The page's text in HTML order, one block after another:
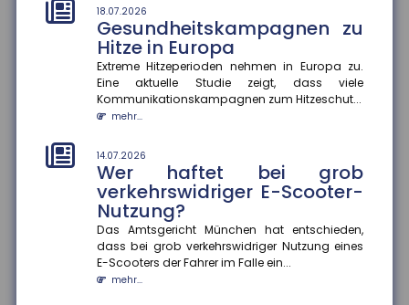
18.07.2026
Gesundheitskampagnen zu
Hitze in Europa
Extreme Hitzeperioden nehmen in Europa zu.
Eine aktuelle Studie zeigt, dass viele
Kommunikationskampagnen zum Hitzeschut...
mehr...
14.07.2026
Wer haftet bei grob
verkehrswidriger E-Scooter-
Nutzung?
Das Amtsgericht München hat entschieden,
dass bei grob verkehrswidriger Nutzung eines
E-Scooters der Fahrer im Falle ein...
mehr...
Extreme Temperaturen belasten den Körper stark und
können im schlimmsten Fall tödlich enden. Das
Robert Koch-Institut sc...
mehr...
14.07.2026
Gefahrenkarten in Echtzeit
arbeitet die Universität Siegen an einem digitalen
Werkzeug, das Städte un...
mehr...
14.07.2026
Soziale Medien in den Ferien
Die Sommerferien bieten Jugendlichen die Chance,
abzuschalten und neue Energie zu tanken. Doch statt